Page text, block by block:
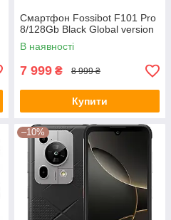
Смартфон Fossibot F101 Pro
8/128Gb Black Global version
В наявності
7 999 ₴ 8 999 ₴
Купити
–10%